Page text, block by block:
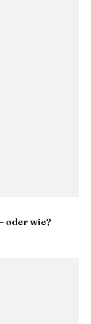
oder wie?